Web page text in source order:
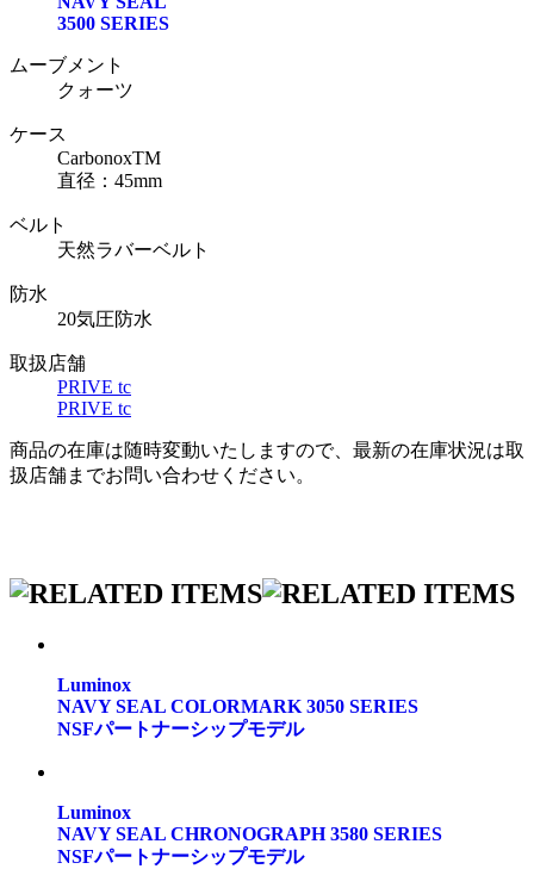
3500 SERIES
ムーブメント
クォーツ
ケース
CarbonoxTM
直径：45mm
ベルト
天然ラバーベルト
防水
20気圧防水
取扱店舗
PRIVE tc
PRIVE tc
商品の在庫は随時変動いたしますので、最新の在庫状況は取
扱店舗までお問い合わせください。
Luminox
NAVY SEAL COLORMARK 3050 SERIES
NSFパートナーシップモデル
Luminox
NAVY SEAL CHRONOGRAPH 3580 SERIES
NSFパートナーシップモデル